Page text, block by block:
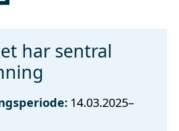
har sentral
14.03.2025–